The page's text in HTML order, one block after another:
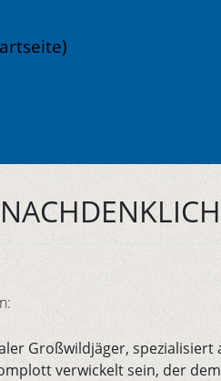
Großwildjäger, spezialisiert
verwickelt sein, der